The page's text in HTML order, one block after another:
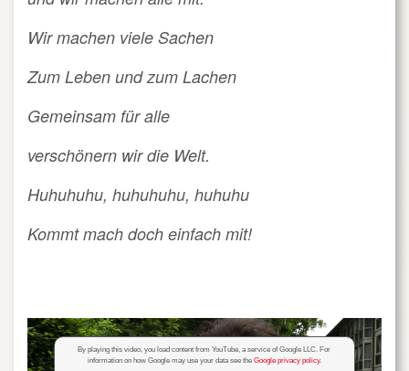
Wir machen viele Sachen
Zum Leben und zum Lachen
Gemeinsam für alle
verschönern wir die Welt.
Huhuhuhu, huhuhuhu, huhuhu
Kommt mach doch einfach mit!
By playing this video, you load content from YouTube, a service of Google LLC. For
information on how Google may use your data see the Google privacy policy.